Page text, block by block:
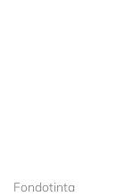
Fondotinta